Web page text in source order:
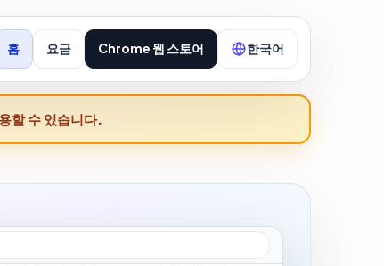
홈 요금 Chrome 웹 스토어 한국어
할 수 있습니다.